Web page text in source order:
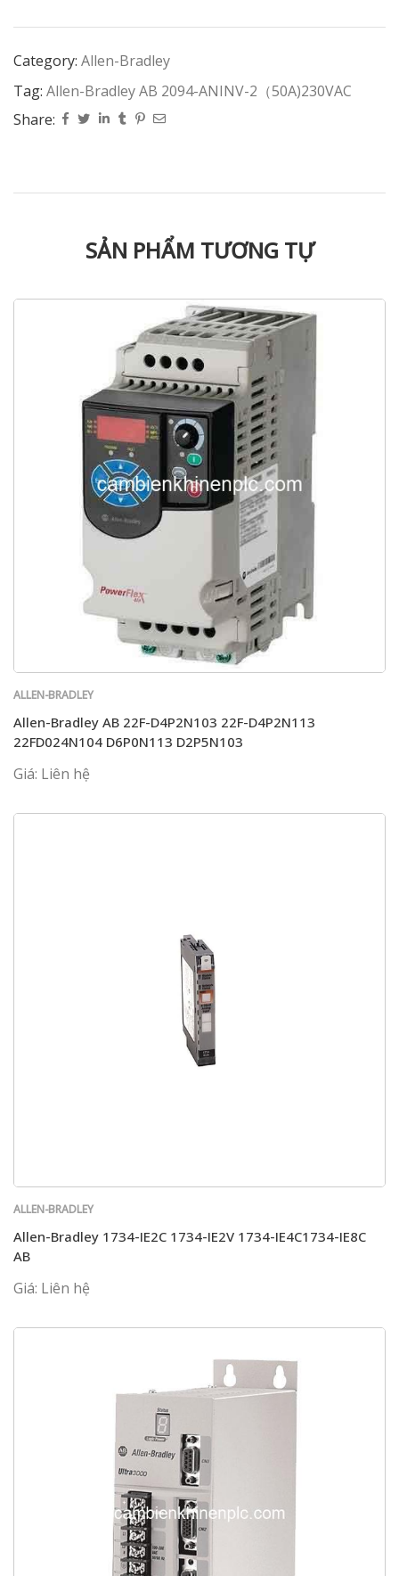
Category: Allen-Bradley
Tag: Allen-Bradley AB 2094-ANINV-2（50A)230VAC
Share:
SẢN PHẨM TƯƠNG TỰ
ALLEN-BRADLEY
Allen-Bradley AB 22F-D4P2N103 22F-D4P2N113
22FD024N104 D6P0N113 D2P5N103
Giá: Liên hệ
ALLEN-BRADLEY
Allen-Bradley 1734-IE2C 1734-IE2V 1734-IE4C1734-IE8C
AB
Giá: Liên hệ